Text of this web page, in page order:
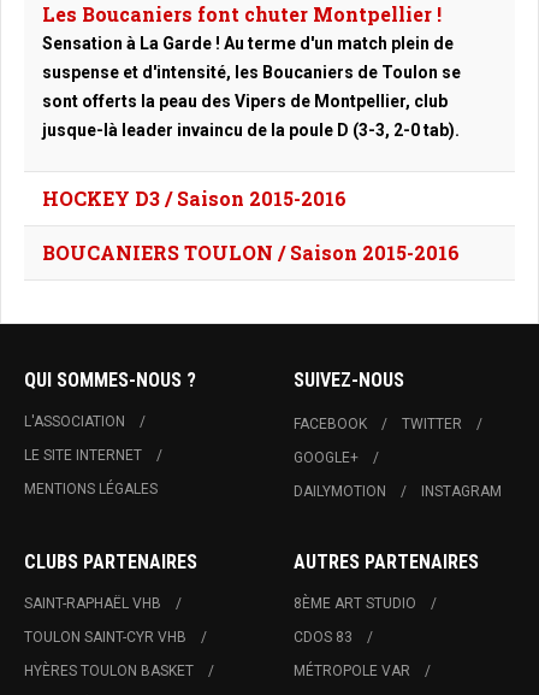
titre
Les Boucaniers font chuter Montpellier !
Sensation à La Garde ! Au terme d'un match plein de
suspense et d'intensité, les Boucaniers de Toulon se
sont offerts la peau des Vipers de Montpellier, club
jusque-là leader invaincu de la poule D (3-3, 2-0 tab).
HOCKEY D3 / Saison 2015-2016
BOUCANIERS TOULON / Saison 2015-2016
QUI SOMMES-NOUS ?
L'ASSOCIATION
LE SITE INTERNET
MENTIONS LÉGALES
SUIVEZ-NOUS
FACEBOOK
TWITTER
GOOGLE+
DAILYMOTION
INSTAGRAM
CLUBS PARTENAIRES
SAINT-RAPHAËL VHB
TOULON SAINT-CYR VHB
HYÈRES TOULON BASKET
AUTRES PARTENAIRES
8ÈME ART STUDIO
CDOS 83
MÉTROPOLE VAR